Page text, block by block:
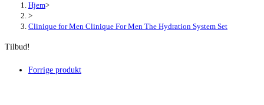
Hjem>
>
Clinique for Men Clinique For Men The Hydration System Set
Tilbud!
Forrige produkt